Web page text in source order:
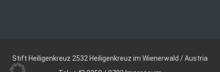
Stift Heiligenkreuz 2532 Heiligenkreuz im Wienerwald / Austria